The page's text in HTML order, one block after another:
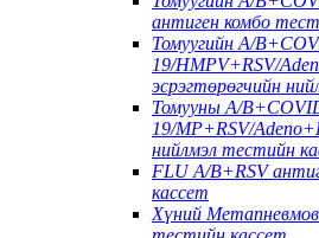
антиген комбо
Томуугийн A/
19/HMPV+RSV/
эсрэгтөрөгчийн
Томууны A/
19/MP+RSV/
нийлмэл тестийн
FLU A/B+RSV
кассет
Хүний